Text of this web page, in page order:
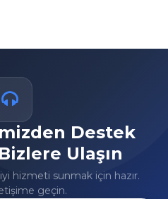
Destek
Ulaşın
hizmeti sunmak için hazır.
geçin.